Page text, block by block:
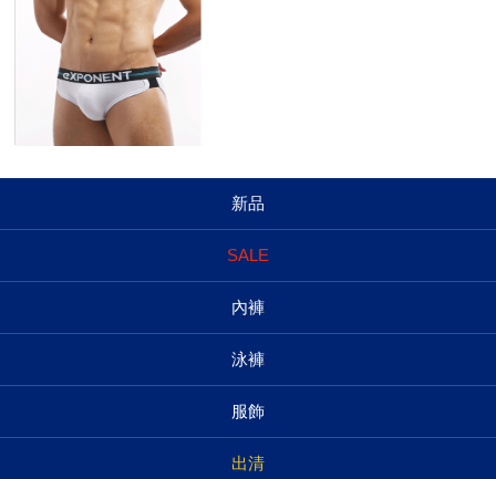
新品
SALE
內褲
泳褲
服飾
出清